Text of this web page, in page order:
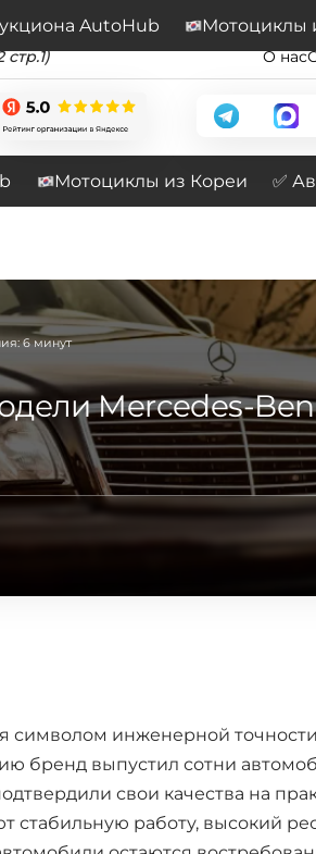
Подписывайтесь на наш канал
О нас
Мотоциклы из Кореи ✅
AutoHub Мотоциклы
6 минут
Mercedes-
символом инженерной
бренд выпустил сотни
свои качества на
работу, высокий